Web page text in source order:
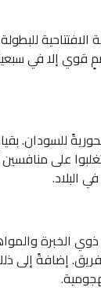
في كأس الأمم
الكاميرون، لحظةً
تغلبوا على
الخبرة
إضافةً إلى